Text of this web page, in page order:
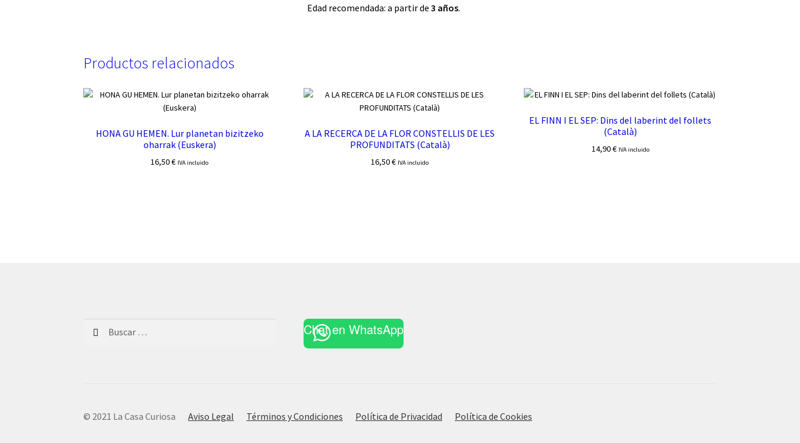
Edad recomendada: a partir de 3 años.
Productos relacionados
HONA GU HEMEN. Lur planetan bizitzeko
oharrak (Euskera)
16,50€ IVA incluido
A LA RECERCA DE LA FLOR CONSTELLIS DE LES
PROFUNDITATS (Català)
16,50€ IVA incluido
EL FINN I EL SEP: Dins del laberint del follets
(Català)
14,90€ IVA incluido
Chat en WhatsApp
© 2021 La Casa CuriosaAviso Legal Términos y Condiciones Política de Privacidad Política de Cookies